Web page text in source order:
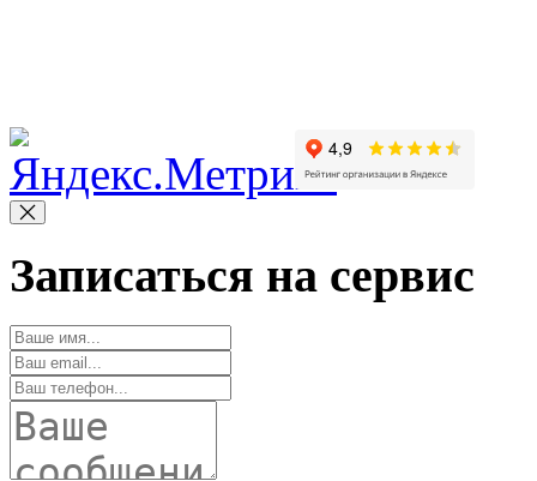
Записаться на сервис